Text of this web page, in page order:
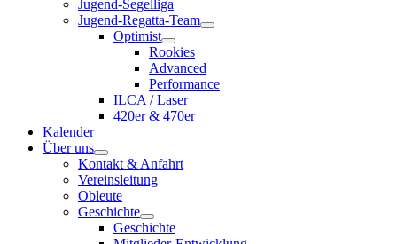
Jugend-Segelliga
Jugend-Regatta-Team
Optimist
Rookies
Advanced
Performance
ILCA / Laser
420er & 470er
Kalender
Über uns
Kontakt & Anfahrt
Vereinsleitung
Obleute
Geschichte
Geschichte